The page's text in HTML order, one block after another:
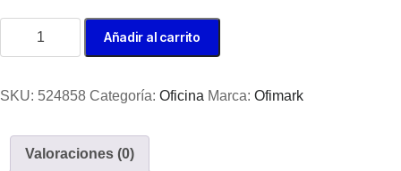
Añadir al carrito
SKU: 524858 Categoría: Oficina Marca: Ofimark
Valoraciones (0)